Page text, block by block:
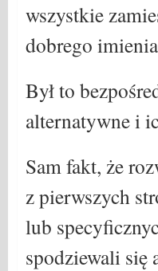
wszystkie
dobrego
Był to
alternatywne i
Sam fakt, że
z pierwszych
lub
spodziewali się